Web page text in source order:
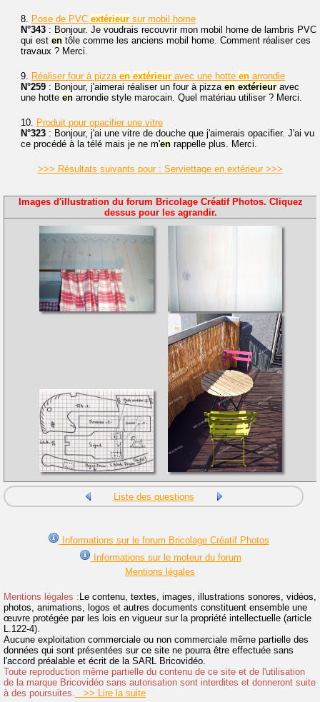
8. Pose de PVC extérieur sur mobil home
N°343 : Bonjour. Je voudrais recouvrir mon mobil home de lambris PVC
qui est en tôle comme les anciens mobil home. Comment réaliser ces
travaux ? Merci.
9. Réaliser four à pizza en extérieur avec une hotte en arrondie
N°259 : Bonjour, j'aimerai réaliser un four à pizza en extérieur avec
une hotte en arrondie style marocain. Quel matériau utiliser ? Merci.
10. Produit pour opacifier une vitre
N°323 : Bonjour, j'ai une vitre de douche que j'aimerais opacifier. J'ai vu
ce procédé à la télé mais je ne m'en rappelle plus. Merci.
>>> Résultats suivants pour : Serviettage en extérieur >>>
Images d'illustration du forum Bricolage Créatif Photos. Cliquez
dessus pour les agrandir.
Liste des questions
Informations sur le forum Bricolage Créatif Photos
Informations sur le moteur du forum
Mentions légales
Mentions légales : Le contenu, textes, images, illustrations sonores, vidéos,
photos, animations, logos et autres documents constituent ensemble une
œuvre protégée par les lois en vigueur sur la propriété intellectuelle (article
L.122-4).
Aucune exploitation commerciale ou non commerciale même partielle des
données qui sont présentées sur ce site ne pourra être effectuée sans
l'accord préalable et écrit de la SARL Bricovidéo.
Toute reproduction même partielle du contenu de ce site et de l'utilisation
de la marque Bricovidéo sans autorisation sont interdites et donneront suite
à des poursuites. >> Lire la suite